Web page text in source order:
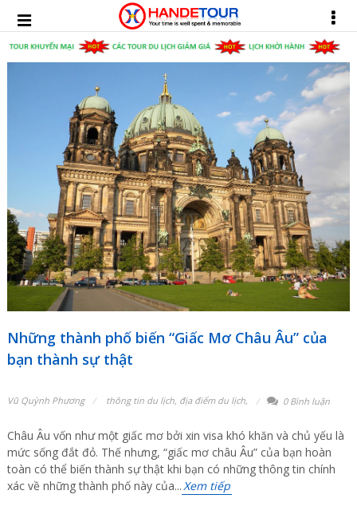
Những thành phố biến “Giấc Mơ Châu Âu” của
bạn thành sự thật
Vũ Quỳnh Phương thông tin du lịch, địa điểm du lịch, 0 Bình luận
Châu Âu vốn như một giấc mơ bởi xin visa khó khăn và chủ yếu là
mức sống đắt đỏ. Thế nhưng, “giấc mơ châu Âu” của bạn hoàn
toàn có thể biến thành sự thật khi bạn có những thông tin chính
xác về những thành phố này của... Xem tiếp